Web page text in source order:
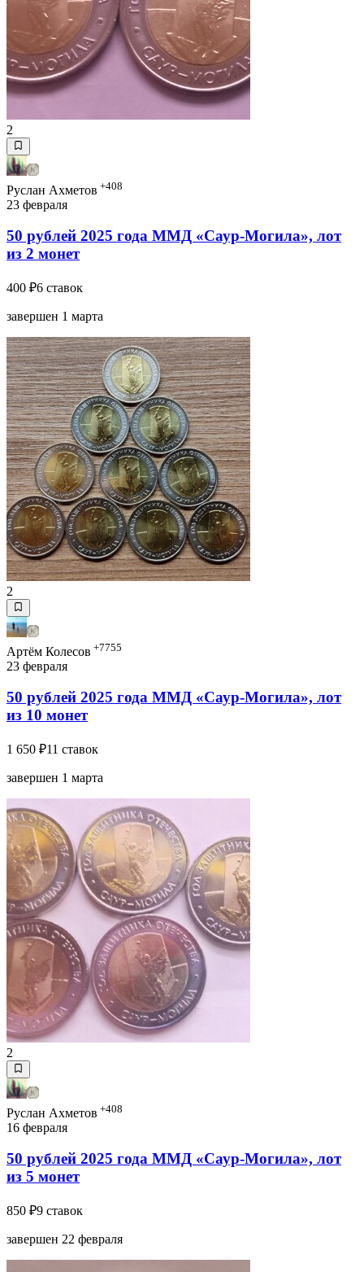
2
Руслан Ахметов +408
23 февраля
50 рублей 2025 года ММД «Саур-Могила», лот
из 2 монет
400 ₽6 ставок
завершен 1 марта
2
Артём Колесов +7755
23 февраля
50 рублей 2025 года ММД «Саур-Могила», лот
из 10 монет
1 650 ₽11 ставок
завершен 1 марта
2
Руслан Ахметов +408
16 февраля
50 рублей 2025 года ММД «Саур-Могила», лот
из 5 монет
850 ₽9 ставок
завершен 22 февраля